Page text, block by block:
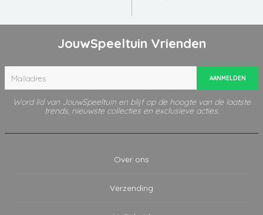
JouwSpeeltuin Vrienden
AANMELDEN
Word lid van JouwSpeeltuin en blijf op de hoogte van de laatste
trends, nieuwste collecties en exclusieve acties.
Over ons
Verzending